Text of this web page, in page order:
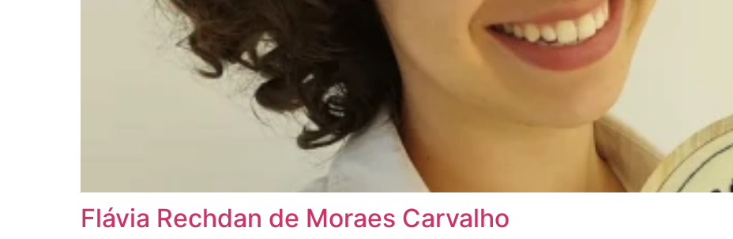
Flávia Rechdan de Moraes Carvalho